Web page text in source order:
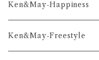
雅-series
和-series
Ken&May-Happiness
Ken&May-Freestyle